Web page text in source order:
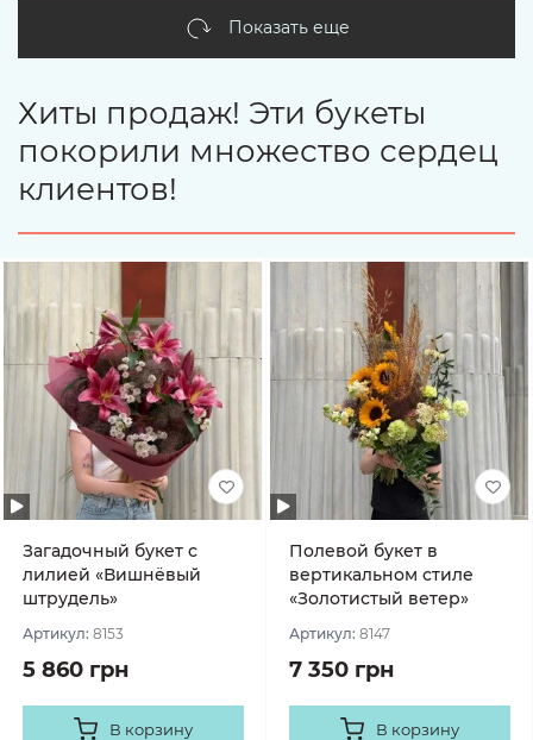
Показать еще
Хиты продаж! Эти букеты
покорили множество сердец
клиентов!
Загадочный букет с
лилией «Вишнёвый
штрудель»
Артикул: 8153
5 860 грн
В корзину
Полевой букет в
вертикальном стиле
«Золотистый ветер»
Артикул: 8147
7 350 грн
В корзину